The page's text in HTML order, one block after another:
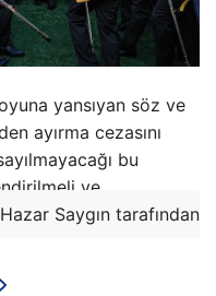
yansıyan söz ve
ayırma cezasını
bu
ve
Saygın tarafından